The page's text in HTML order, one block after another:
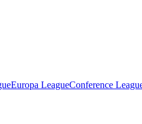
Europa LeagueConference